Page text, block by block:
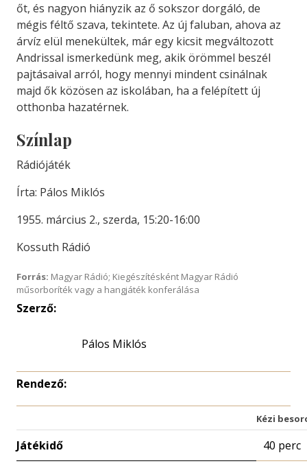
őt, és nagyon hiányzik az ő sokszor dorgáló, de
mégis féltő szava, tekintete. Az új faluban, ahova az
árvíz elül menekültek, már egy kicsit megváltozott
Andrissal ismerkedünk meg, akik örömmel beszél
pajtásaival arról, hogy mennyi mindent csinálnak
majd ők közösen az iskolában, ha a felépített új
otthonba hazatérnek.
Színlap
Rádiójáték
Írta: Pálos Miklós
1955. március 2., szerda, 15:20-16:00
Kossuth Rádió
Forrás: Magyar Rádió; Kiegészítésként Magyar Rádió
műsorboríték vagy a hangjáték konferálása
Szerző:
Pálos Miklós
Rendező:
Kézi
Játékidő 40 perc